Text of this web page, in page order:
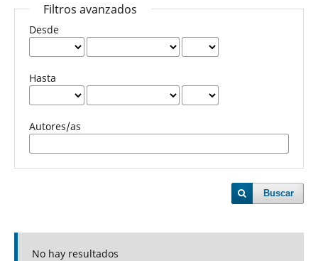
Filtros avanzados
Desde
Hasta
Autores/as
Buscar
No hay resultados